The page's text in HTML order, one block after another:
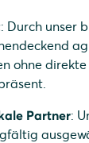
: Durch unser
ohne
Partner: